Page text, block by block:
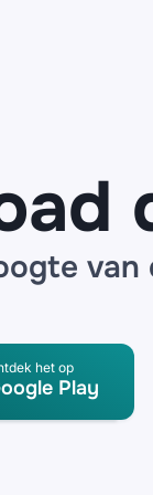
van
het op
Play